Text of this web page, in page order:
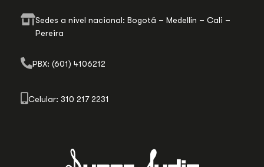
Sedes a nivel nacional: Bogotá – Medellín – Cali –
Pereira
PBX: (601) 4106212
Celular: 310 217 2231